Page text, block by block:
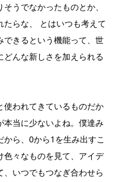
うでなかったものとか、
らな、 とはいつも考えて
できるという機能って、世
んな新しさを加えられる
われてきているものだか
本当に少ないよね。僕達み
ら、0から1を生み出すこ
色々なものを見て、アイデ
いつでもつなぎ合わせら